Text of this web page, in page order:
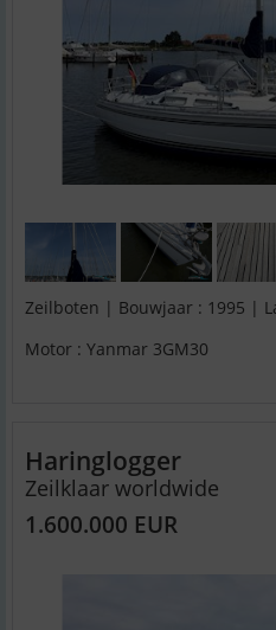
Zeilboten | Bouwjaar : 1995 |
Motor : Yanmar 3GM30
Haringlogger
Zeilklaar worldwide
1.600.000 EUR